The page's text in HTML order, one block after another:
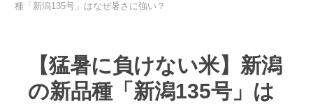
種「新潟135号」はなぜ暑さに強い？
【猛暑に負けない米】新潟
の新品種「新潟135号」は